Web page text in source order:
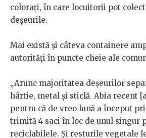
colorați, în care locuitorii pot
deșeurile.
Mai există și câteva containere
autorități în puncte cheie ale
„Arunc majoritatea deșeurilor
hârtie, metal și sticlă. Abia recent
pentru că de vreo lună a început
trimită 4 saci în loc de unul singur
reciclabilele. Și resturile vegetale